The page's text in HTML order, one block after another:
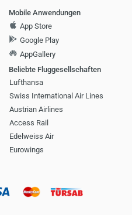
Mobile Anwendungen
App Store
Google Play
AppGallery
Beliebte Fluggesellschaften
Lufthansa
Swiss International Air Lines
Austrian Airlines
Access Rail
Edelweiss Air
Eurowings